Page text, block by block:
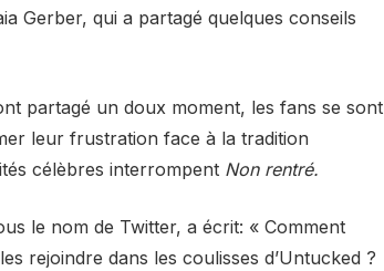
Gerber, qui a partagé quelques conseils
partagé un doux moment, les fans se sont
leur frustration face à la tradition
célèbres interrompent Non rentré.
le nom de Twitter, a écrit: « Comment
rejoindre dans les coulisses d’Untucked ?